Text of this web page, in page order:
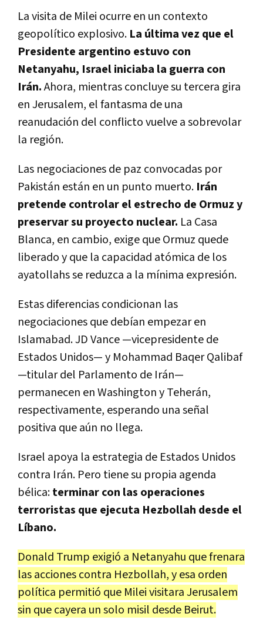
La visita de Milei ocurre en un contexto
geopolítico explosivo. La última vez que el
Presidente argentino estuvo con
Netanyahu, Israel iniciaba la guerra con
Irán.Ahora, mientras concluye su tercera gira
en Jerusalem, el fantasma de una
reanudación del conflicto vuelve a sobrevolar
la región.
Las negociaciones de paz convocadas por
Pakistán están en un punto muerto. Irán
pretende controlar el estrecho de Ormuz y
preservar su proyecto nuclear. La Casa
Blanca, en cambio, exige que Ormuz quede
liberado y que la capacidad atómica de los
ayatollahs se reduzca a la mínima expresión.
Estas diferencias condicionan las
negociaciones que debían empezar en
Islamabad. JD Vance —vicepresidente de
Estados Unidos— y Mohammad Baqer Qalibaf
—titular del Parlamento de Irán—
permanecen en Washington y Teherán,
respectivamente, esperando una señal
positiva que aún no llega.
Israel apoya la estrategia de Estados Unidos
contra Irán. Pero tiene su propia agenda
bélica:terminar con las operaciones
terroristas que ejecuta Hezbollah desde el
Líbano.
Donald Trump exigió a Netanyahu que frenara
las acciones contra Hezbollah, y esa orden
política permitió que Milei visitara Jerusalem
sin que cayera un solo misil desde Beirut.